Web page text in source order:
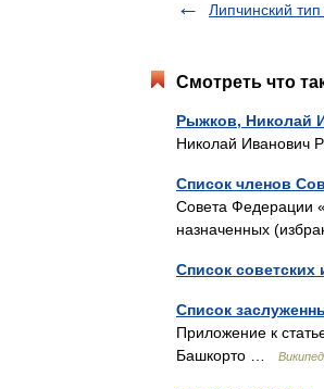
Липчинский
Смотреть что
Рыжков, Николай
Николай Иванович
Список членов
Совета Федерации
назначенных
Список советских
Список
Приложение к
Башкорто …